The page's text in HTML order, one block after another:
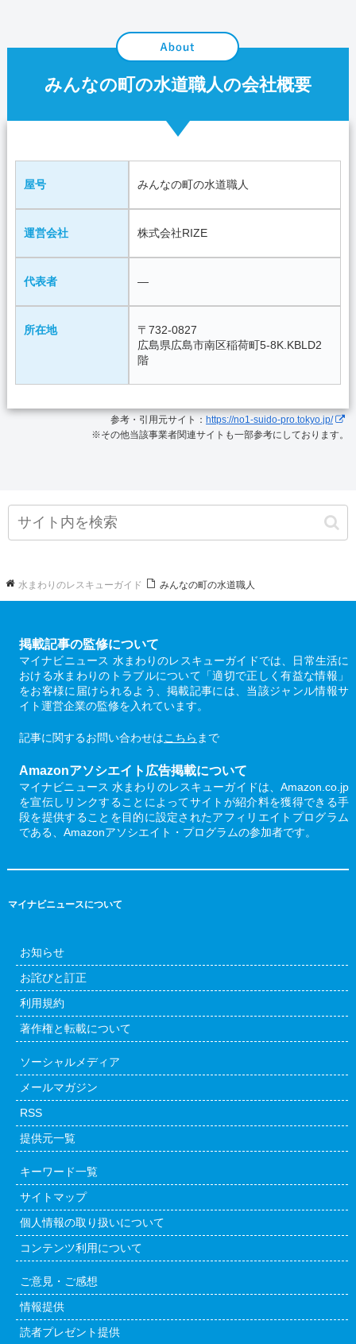
みんなの町の水道職人の会社概要
屋号 みんなの町の水道職人
運営会社 株式会社RIZE
代表者 ―
所在地
〒732-0827
広島県広島市南区稲荷町5-8K.KBLD2
階
参考・引用元サイト： https://no1-suido-pro.tokyo.jp/
※その他当該事業者関連サイトも一部参考にしております。
水まわりのレスキューガイド みんなの町の水道職人
掲載記事の監修について
マイナビニュース 水まわりのレスキューガイドでは、日常生活に
おける水まわりのトラブルについて「適切で正しく有益な情報」
をお客様に届けられるよう、掲載記事には、当該ジャンル情報サ
イト運営企業の監修を入れています。
記事に関するお問い合わせはこちら まで
Amazonアソシエイト広告掲載について
マイナビニュース 水まわりのレスキューガイドは、Amazon.co.jp
を宣伝しリンクすることによってサイトが紹介料を獲得できる手
段を提供することを目的に設定されたアフィリエイトプログラム
である、Amazonアソシエイト・プログラムの参加者です。
マイナビニュースについて
お知らせ
お詫びと訂正
利用規約
著作権と転載について
ソーシャルメディア
メールマガジン
RSS
提供元一覧
キーワード一覧
サイトマップ
個人情報の取り扱いについて
コンテンツ利用について
ご意見・ご感想
情報提供
読者プレゼント提供